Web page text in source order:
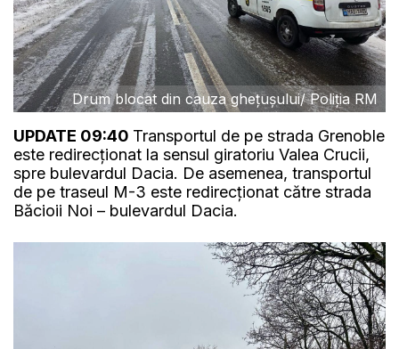
Drum blocat din cauza ghețușului/ Poliția RM
UPDATE 09:40 Transportul de pe strada Grenoble
este redirecționat la sensul giratoriu Valea Crucii,
spre bulevardul Dacia. De asemenea, transportul
de pe traseul M-3 este redirecționat către strada
Băcioii Noi – bulevardul Dacia.